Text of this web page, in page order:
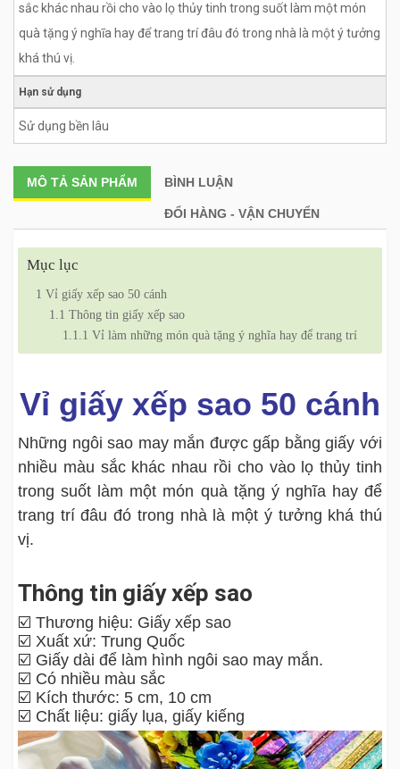
sắc khác nhau rồi cho vào lọ thủy tinh trong suốt làm một món
quà tặng ý nghĩa hay để trang trí đâu đó trong nhà là một ý tưởng
khá thú vị.
Hạn sử dụng
Sử dụng bền lâu
MÔ TẢ SẢN PHẨM BÌNH LUẬN
ĐỔI HÀNG - VẬN CHUYỂN
Mục lục
1 Vỉ giấy xếp sao 50 cánh
1.1 Thông tin giấy xếp sao
1.1.1 Vỉ làm những món quà tặng ý nghĩa hay để trang trí
Vỉ giấy xếp sao 50 cánh
Những ngôi sao may mắn được gấp bằng giấy với
nhiều màu sắc khác nhau rồi cho vào lọ thủy tinh
trong suốt làm một món quà tặng ý nghĩa hay để
trang trí đâu đó trong nhà là một ý tưởng khá thú
vị.
Thông tin giấy xếp sao
☑️ Thương hiệu: Giấy xếp sao
☑️ Xuất xứ: Trung Quốc
☑️ Giấy dài để làm hình ngôi sao may mắn.
☑️ Có nhiều màu sắc
☑️ Kích thước: 5 cm, 10 cm
☑️ Chất liệu: giấy lụa, giấy kiếng